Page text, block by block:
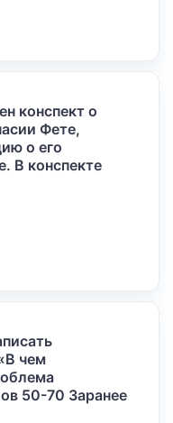
конспект о
Фете,
о его
В конспекте
чем
50-70 Заранее